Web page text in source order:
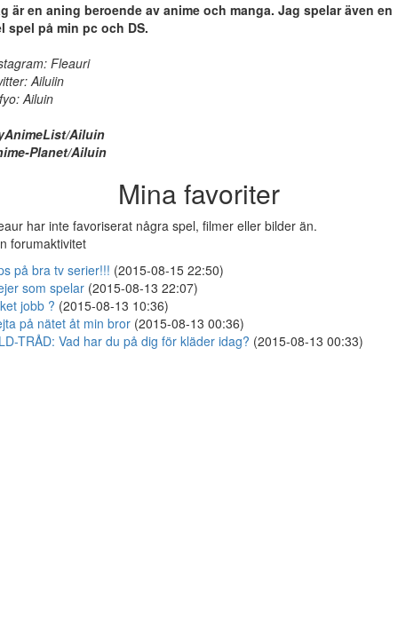
är en aning beroende av anime och manga. Jag spelar även en
spel på min pc och DS.
Fleauri
Ailuiin
Ailuin
Ailuin
Planet/Ailuin
Mina favoriter
har inte favoriserat några spel, filmer eller bilder än.
forumaktivitet
på bra tv serier!!! (2015-08-15 22:50)
som spelar (2015-08-13 22:07)
jobb ? (2015-08-13 10:36)
på nätet åt min bror (2015-08-13 00:36)
TRÅD: Vad har du på dig för kläder idag? (2015-08-13 00:33)